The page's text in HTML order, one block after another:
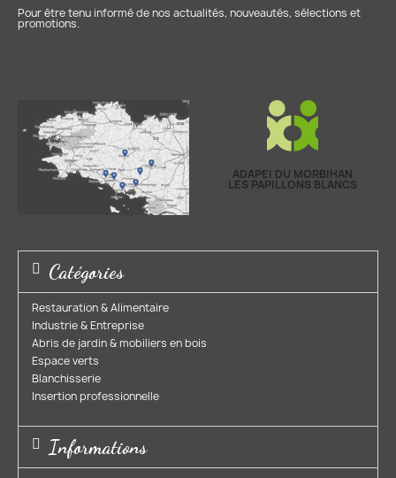
Pour être tenu informé de nos actualités, nouveautés, sélections et
promotions.
ADAPEI DU MORBIHAN
LES PAPILLONS BLANCS
Catégories
Restauration & Alimentaire
Industrie & Entreprise​
Abris de jardin & mobiliers en bois​
Espace verts​
Blanchisserie​
Insertion professionnelle​
Informations